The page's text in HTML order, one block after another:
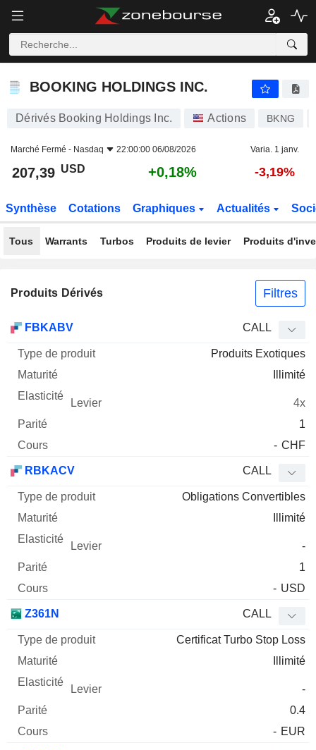
BOOKING HOLDINGS INC.
BOOKING HOLDINGS INC.
Dérivés Booking Holdings Inc. Actions BKNG
Marché Fermé - Nasdaq 22:00:00 06/08/2026 Varia. 1 janv.
207,39 USD +0,18% -3,19%
Synthèse Cotations Graphiques Actualités
Tous Warrants Turbos Produits de levier Produits
Produits Dérivés Filtres
Mnemo Type produit
Elasticité Levier Parité
FBKABV CALL
Produits Exotiques
Illimité
4x
1
- CHF
RBKACV CALL
Obligations Convertibles
Illimité
-
1
- USD
Z361N CALL
Certificat Turbo Stop Loss
Illimité
-
0.4
- EUR